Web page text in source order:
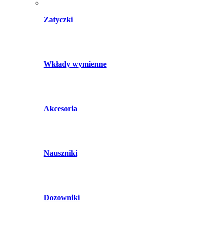
Zatyczki
Wkłady wymienne
Akcesoria
Nauszniki
Dozowniki